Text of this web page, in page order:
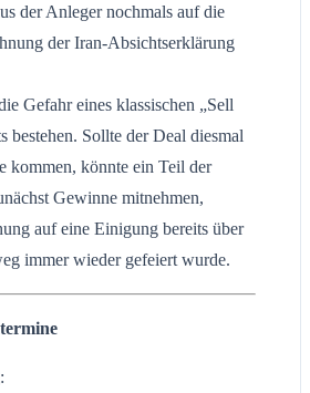
der Anleger nochmals auf die
der Iran-Absichtserklärung
Gefahr eines klassischen „Sell
bestehen. Sollte der Deal diesmal
kommen, könnte ein Teil der
Gewinne mitnehmen,
auf eine Einigung bereits über
immer wieder gefeiert wurde.
: